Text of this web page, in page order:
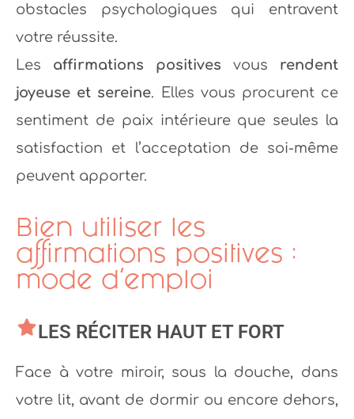
obstacles psychologiques qui entravent
votre réussite.
Les affirmations positives vous rendent
joyeuse et sereine. Elles vous procurent ce
sentiment de paix intérieure que seules la
satisfaction et l’acceptation de soi-même
peuvent apporter.
Bien utiliser les
affirmations positives :
mode d’emploi
LES RÉCITER HAUT ET FORT
Face à votre miroir, sous la douche, dans
votre lit, avant de dormir ou encore dehors,